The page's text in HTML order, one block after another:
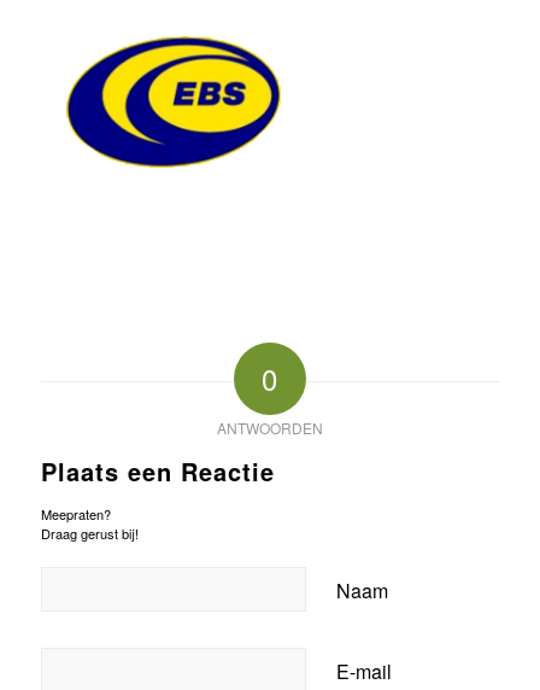
0
ANTWOORDEN
Plaats een Reactie
Meepraten?
Draag gerust bij!
Naam
E-mail